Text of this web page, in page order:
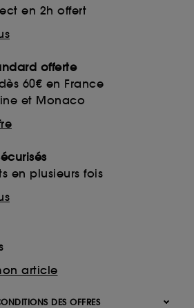
en 2h offert
offerte
60€ en France
et Monaco
en plusieurs fois
article
DES OFFRES